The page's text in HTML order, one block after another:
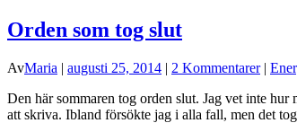
Orden som tog slut
AvMaria | augusti 25, 2014 | 2 Kommentarer|
Den här sommaren tog orden slut. Jag vet inte
att skriva. Ibland försökte jag i alla fall, men det